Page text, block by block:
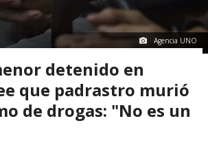
Agencia UNO
detenido en
que padrastro murió
de drogas: "No es un